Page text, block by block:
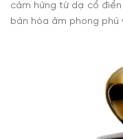
cảm hứng từ dạ cổ
bản hòa âm phong phú